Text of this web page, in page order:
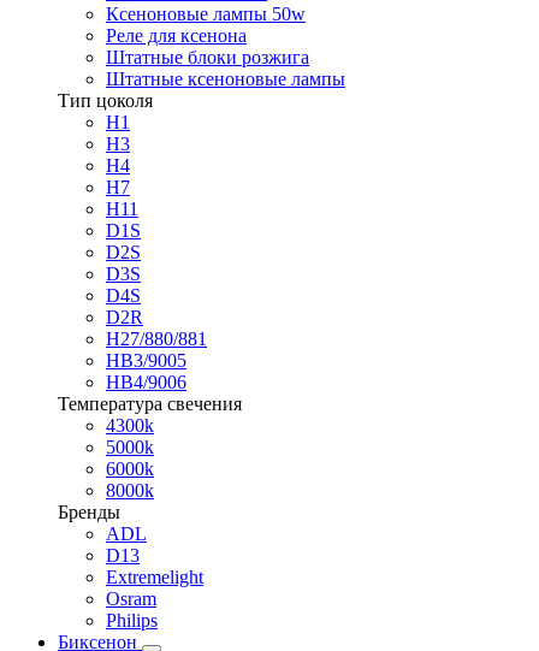
Ксеноновые лампы 50w
Реле для ксенона
Штатные блоки розжига
Штатные ксеноновые лампы
Тип цоколя
H1
H3
H4
H7
H11
D1S
D2S
D3S
D4S
D2R
H27/880/881
HB3/9005
HB4/9006
Температура свечения
4300k
5000k
6000k
8000k
Бренды
ADL
D13
Extremelight
Osram
Philips
Биксенон